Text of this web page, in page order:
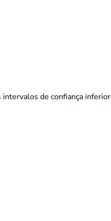
de confiança